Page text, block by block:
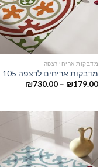
מדבקות אריחי רצפה
מדבקות אריחים לרצפה 105
₪179.00
–
₪730.00